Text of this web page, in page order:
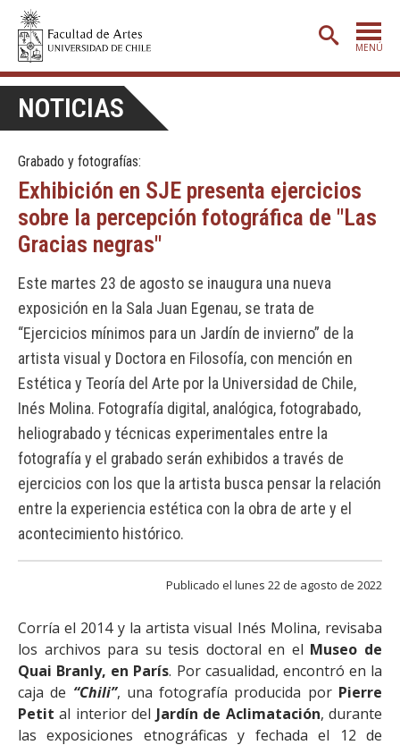
MENÚ
ADMISIÓN
CARRERAS
POSTGRADO
CREACIÓNE INVESTIGACIÓN
BIBLIOTECA
DEPARTAMENTOS
FACULTAD
Estudiantes
Académicas/os
Funcionarias/os
Egresadas/os
NOTICIAS
Grabado y fotografías:
Exhibición en SJE presenta ejercicios
sobre la percepción fotográfica de "Las
Gracias negras"
Este martes 23 de agosto se inaugura una nueva
exposición en la Sala Juan Egenau, se trata de
“Ejercicios mínimos para un Jardín de invierno” de la
artista visual y Doctora en Filosofía, con mención en
Estética y Teoría del Arte por la Universidad de Chile,
Inés Molina. Fotografía digital, analógica, fotograbado,
heliograbado y técnicas experimentales entre la
fotografía y el grabado serán exhibidos a través de
ejercicios con los que la artista busca pensar la relación
entre la experiencia estética con la obra de arte y el
acontecimiento histórico.
Publicado el lunes 22 de agosto de 2022
Corría el 2014 y la artista visual Inés Molina, revisaba
los archivos para su tesis doctoral en el Museo de
Quai Branly, en París. Por casualidad, encontró en la
caja de “Chili”, una fotografía producida por Pierre
Petit al interior del Jardín de Aclimatación, durante
las exposiciones etnográficas y fechada el 12 de